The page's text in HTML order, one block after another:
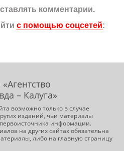
комментарии.
с помощью соцсетей:
– Калуга»
возможно только в случае
изданий, чьи материалы
информации.
на других сайтах обязательна
либо на главную страницу